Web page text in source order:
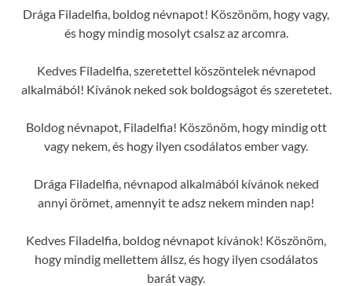
Drága Filadelfia, boldog névnapot! Köszönöm, hogy vagy,
és hogy mindig mosolyt csalsz az arcomra.
Kedves Filadelfia, szeretettel köszöntelek névnapod
alkalmából! Kívánok neked sok boldogságot és szeretetet.
Boldog névnapot, Filadelfia! Köszönöm, hogy mindig ott
vagy nekem, és hogy ilyen csodálatos ember vagy.
Drága Filadelfia, névnapod alkalmából kívánok neked
annyi örömet, amennyit te adsz nekem minden nap!
Kedves Filadelfia, boldog névnapot kívánok! Köszönöm,
hogy mindig mellettem állsz, és hogy ilyen csodálatos
barát vagy.